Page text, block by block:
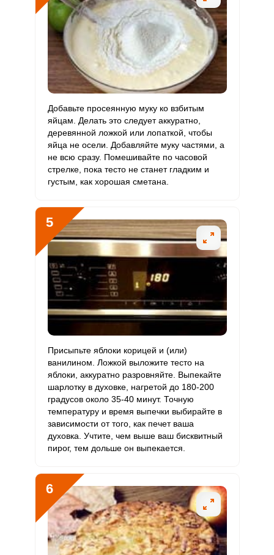
Рубидий 252 мкг 200 мкг 21
Селен 80.9 мкг 13.8 24.5
Фтор 188.2 мкг 4000 мкг
Цинк 12 мг 3.4
Бор 1039.2 мкг 1200 мкг 14.4
Ванадий 160 мкг 20 мкг
Молибден
Добавьте просеянную муку ко взбитым
яйцам. Делать это следует аккуратно,
деревянной ложкой или лопаткой, чтобы
яйца не осели. Добавляйте муку частями, а
не всю сразу. Помешивайте по часовой
стрелке, пока тесто не станет гладким и
густым, как хорошая сметана.
5
Присыпьте яблоки корицей и (или)
ванилином. Ложкой выложите тесто на
яблоки, аккуратно разровняйте. Выпекайте
шарлотку в духовке, нагретой до 180-200
градусов около 35-40 минут. Точную
температуру и время выпечки выбирайте в
зависимости от того, как печет ваша
духовка. Учтите, чем выше ваш бисквитный
пирог, тем дольше он выпекается.
6